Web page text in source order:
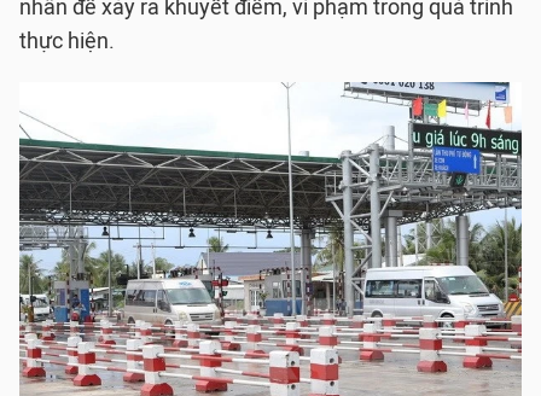
nhân để xảy ra khuyết điểm, vi phạm trong quá trình
thực hiện.